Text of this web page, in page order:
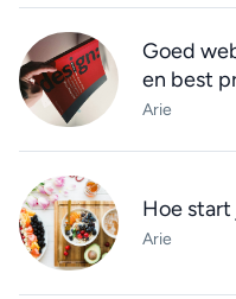
Goed
en best
Arie
Hoe
Arie